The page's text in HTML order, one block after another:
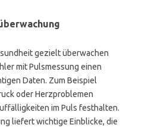
gezielt überwachen
mit Pulsmessung einen
Daten. Zum Beispiel
oder Herzproblemen
im Puls festhalten.
liefert wichtige Einblicke, die